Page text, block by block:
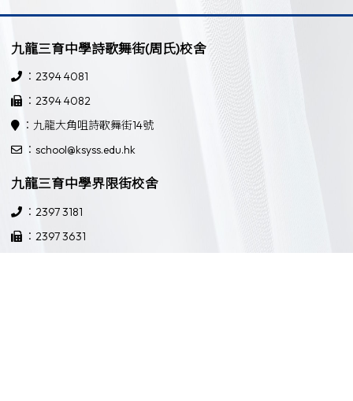
九龍三育中學詩歌舞街(周氏)校舍
：2394 4081
：2394 4082
：九龍大角咀詩歌舞街14號
：school@ksyss.edu.hk
九龍三育中學界限街校舍
：2397 3181
：2397 3631